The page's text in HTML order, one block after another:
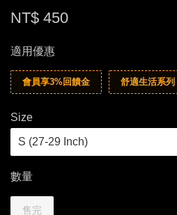
NT$ 450
適用優惠
會員享3%回饋金 舒適生活系
Size
數量
售完